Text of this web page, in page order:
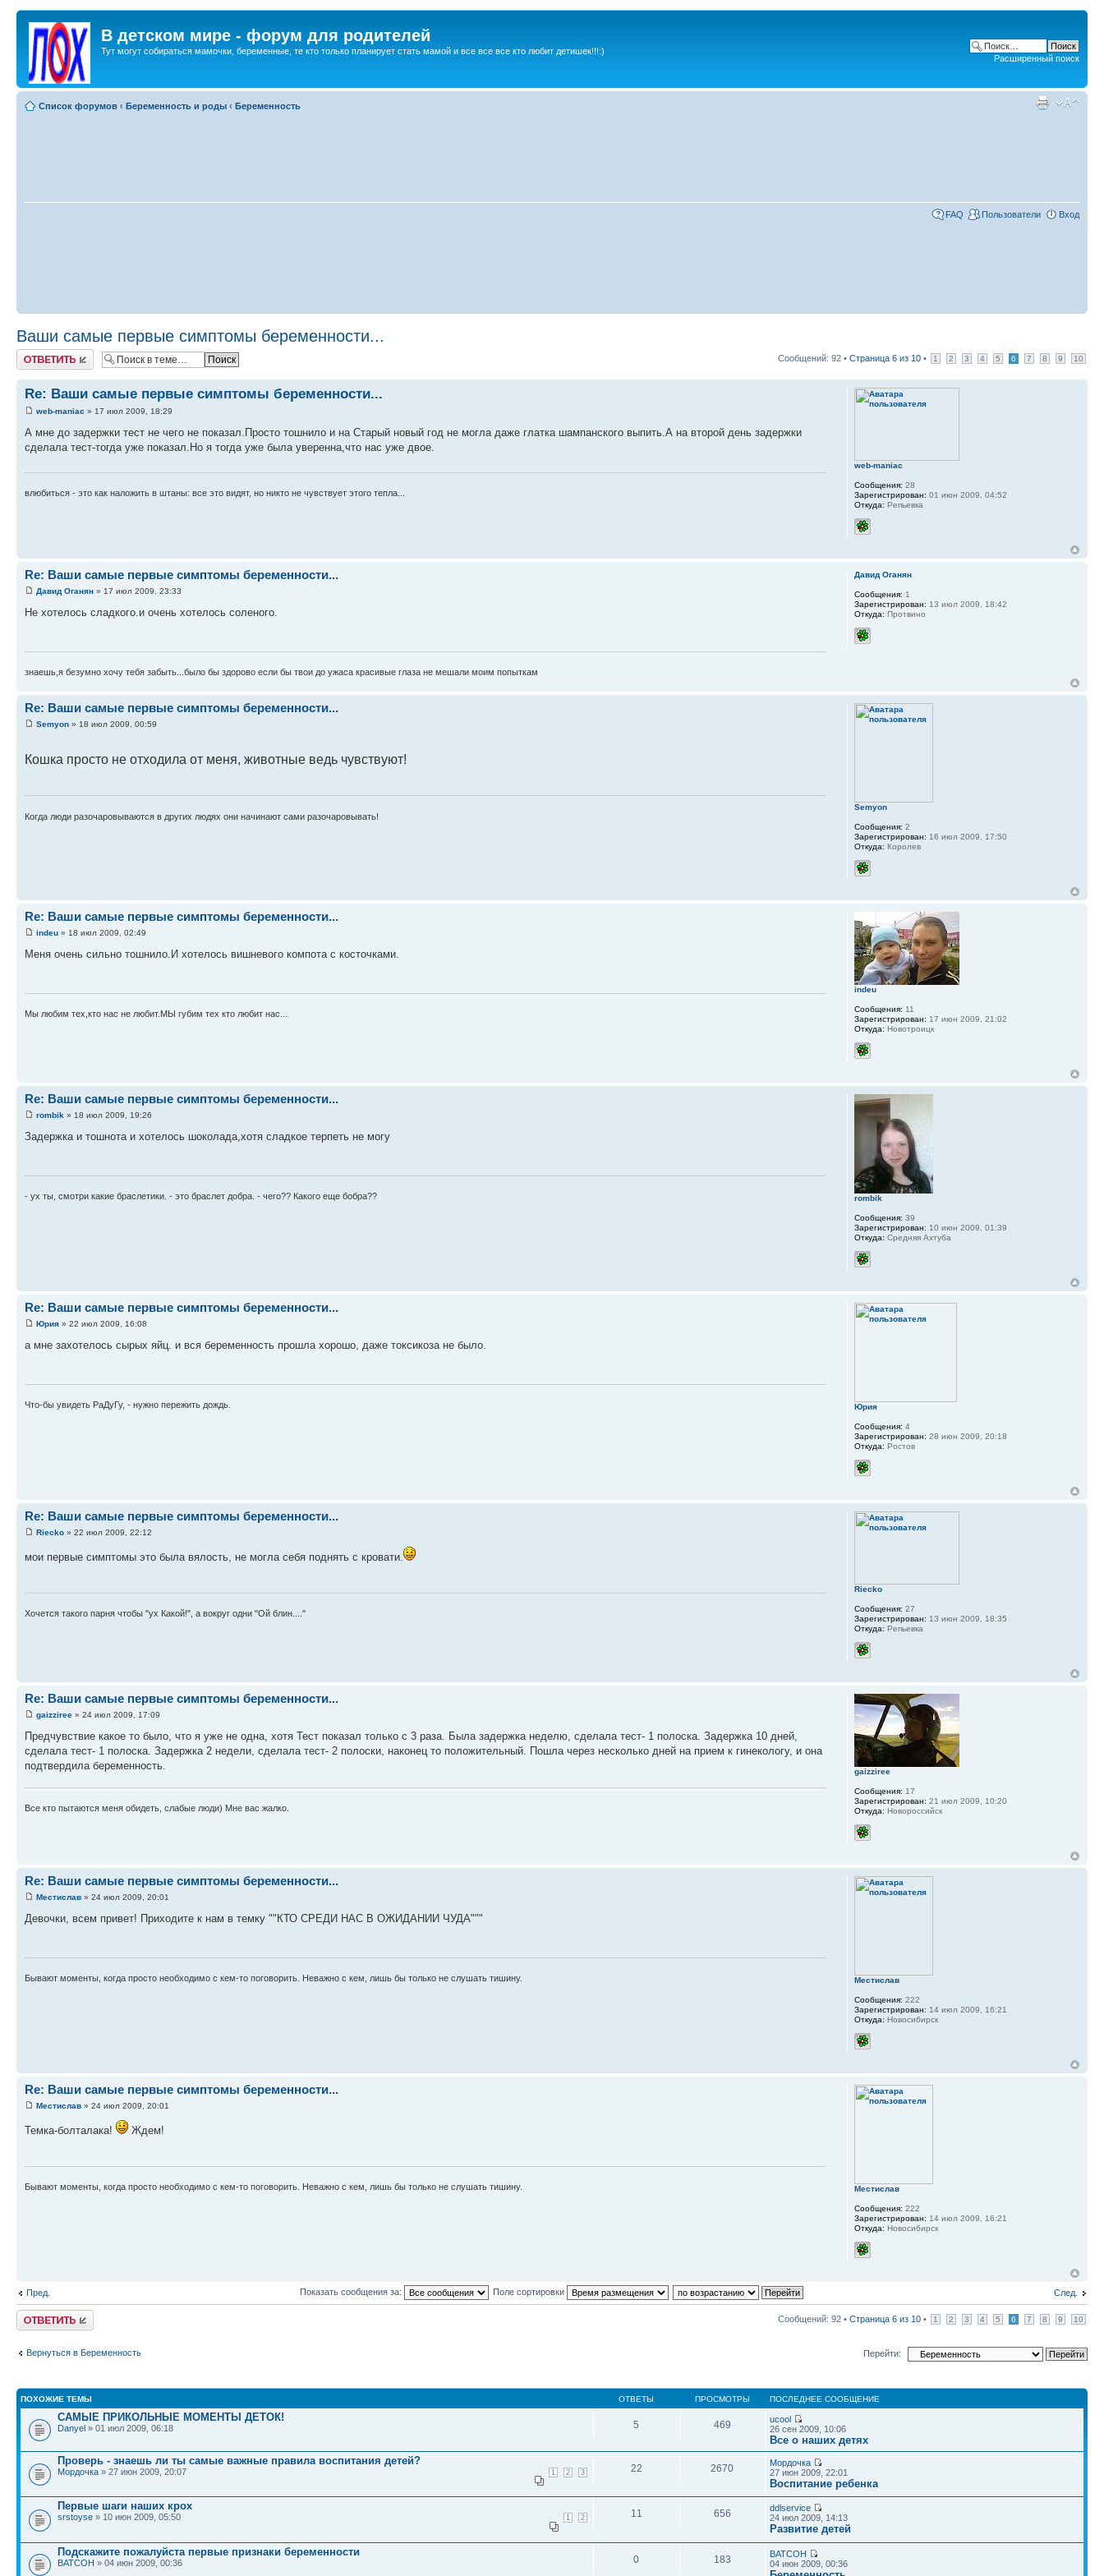
В детском мире - форум для родителей
Тут могут собираться мамочки, беременные, те кто только планирует стать мамой и все все все кто любит детишек!!!:)
Расширенный поиск
Список форумов ‹ Беременность и роды ‹ Беременность
FAQ Пользователи Вход
Ваши самые первые симптомы беременности...
Ответить Сообщений: 92 • Страница 6 из 10 • 1 2 3 4 5 6 7 8 9 10
Re: Ваши самые первые симптомы беременности...
web-maniac » 17 июл 2009, 18:29
А мне до задержки тест не чего не показал.Просто тошнило и на Старый новый год не могла даже глатка шампанского выпить.А на второй день задержки
сделала тест-тогда уже показал.Но я тогда уже была уверенна,что нас уже двое.
влюбиться - это как наложить в штаны: все это видят, но никто не чувствует этого тепла...
web-maniac
Сообщения: 28
Зарегистрирован: 01 июн 2009, 04:52
Откуда: Репьевка
Re: Ваши самые первые симптомы беременности...
Давид Оганян » 17 июл 2009, 23:33
Не хотелось сладкого.и очень хотелось соленого.
знаешь,я безумно хочу тебя забыть...было бы здорово если бы твои до ужаса красивые глаза не мешали моим попыткам
Давид Оганян
Сообщения: 1
Зарегистрирован: 13 июл 2009, 18:42
Откуда: Протвино
Re: Ваши самые первые симптомы беременности...
Semyon » 18 июл 2009, 00:59
Кошка просто не отходила от меня, животные ведь чувствуют!
Когда люди разочаровываются в других людях они начинают сами разочаровывать!
Semyon
Сообщения: 2
Зарегистрирован: 16 июл 2009, 17:50
Откуда: Королев
Re: Ваши самые первые симптомы беременности...
indeu » 18 июл 2009, 02:49
Меня очень сильно тошнило.И хотелось вишневого компота с косточками.
Мы любим тех,кто нас не любит.МЫ губим тех кто любит нас...
indeu
Сообщения: 11
Зарегистрирован: 17 июн 2009, 21:02
Откуда: Новотроицк
Re: Ваши самые первые симптомы беременности...
rombik » 18 июл 2009, 19:26
Задержка и тошнота и хотелось шоколада,хотя сладкое терпеть не могу
- ух ты, смотри какие браслетики. - это браслет добра. - чего?? Какого еще бобра?? rombik
Сообщения: 39
Зарегистрирован: 10 июн 2009, 01:39
Откуда: Средняя Ахтуба
Re: Ваши самые первые симптомы беременности...
Юрия » 22 июл 2009, 16:08
а мне захотелось сырых яйц. и вся беременность прошла хорошо, даже токсикоза не было.
Что-бы увидеть РаДуГу, - нужно пережить дождь. Юрия
Сообщения: 4
Зарегистрирован: 28 июн 2009, 20:18
Откуда: Ростов
Re: Ваши самые первые симптомы беременности...
Riecko » 22 июл 2009, 22:12
мои первые симптомы это была вялость, не могла себя поднять с кровати.
Хочется такого парня чтобы "ух Какой!", а вокруг одни "Ой блин...."
Riecko
Сообщения: 27
Зарегистрирован: 13 июн 2009, 18:35
Откуда: Репьевка
Re: Ваши самые первые симптомы беременности...
gaizziree » 24 июл 2009, 17:09
Предчувствие какое то было, что я уже не одна, хотя Тест показал только с 3 раза. Была задержка неделю, сделала тест- 1 полоска. Задержка 10 дней,
сделала тест- 1 полоска. Задержка 2 недели, сделала тест- 2 полоски, наконец то положительный. Пошла через несколько дней на прием к гинекологу, и она
подтвердила беременность.
Все кто пытаются меня обидеть, слабые люди) Мне вас жалко.
gaizziree
Сообщения: 17
Зарегистрирован: 21 июл 2009, 10:20
Откуда: Новороссийск
Re: Ваши самые первые симптомы беременности...
Местислав » 24 июл 2009, 20:01
Девочки, всем привет! Приходите к нам в темку ""КТО СРЕДИ НАС В ОЖИДАНИИ ЧУДА"""
Бывают моменты, когда просто необходимо с кем-то поговорить. Неважно с кем, лишь бы только не слушать тишину. Местислав
Сообщения: 222
Зарегистрирован: 14 июл 2009, 16:21
Откуда: Новосибирск
Re: Ваши самые первые симптомы беременности...
Местислав » 24 июл 2009, 20:01
Темка-болталака! Ждем!
Бывают моменты, когда просто необходимо с кем-то поговорить. Неважно с кем, лишь бы только не слушать тишину. Местислав
Сообщения: 222
Зарегистрирован: 14 июл 2009, 16:21
Откуда: Новосибирск
Пред. След.
Показать сообщения за: Поле сортировки
Ответить Сообщений: 92 • Страница 6 из 10 • 1 2 3 4 5 6 7 8 9 10
Вернуться в Беременность Перейти:
ПОХОЖИЕ ТЕМЫ ОТВЕТЫ ПРОСМОТРЫ ПОСЛЕДНЕЕ СООБЩЕНИЕ
САМЫЕ ПРИКОЛЬНЫЕ МОМЕНТЫ ДЕТОК!
Danyel » 01 июл 2009, 06:18 5 469
ucool
26 сен 2009, 10:06
Все о наших детях
Проверь - знаешь ли ты самые важные правила воспитания детей?
1 2 3
Мордочка » 27 июн 2009, 20:07 22 2670
Мордочка
27 июн 2009, 22:01
Воспитание ребенка
Первые шаги наших крох
1 2
srstoyse » 10 июн 2009, 05:50 11 656
ddlservice
24 июл 2009, 14:13
Развитие детей
Подскажите пожалуйста первые признаки беременности
BATCOH » 04 июн 2009, 00:36 0 183
BATCOH
04 июн 2009, 00:36